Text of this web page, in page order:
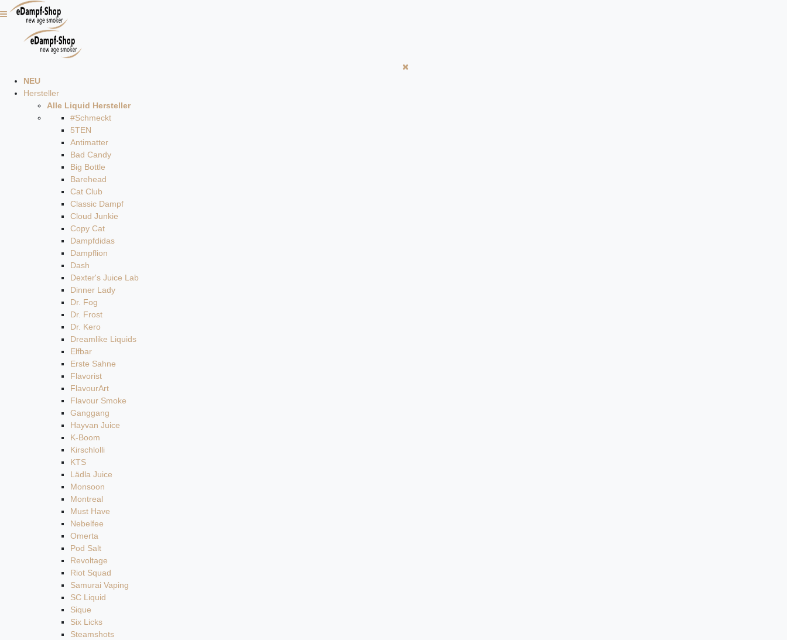
NEU
Hersteller
Alle Liquid Hersteller
#Schmeckt
5TEN
Antimatter
Bad Candy
Big Bottle
Barehead
Cat Club
Classic Dampf
Cloud Junkie
Copy Cat
Dampfdidas
Dampflion
Dash
Dexter's Juice Lab
Dinner Lady
Dr. Fog
Dr. Frost
Dr. Kero
Dreamlike Liquids
Elfbar
Erste Sahne
Flavorist
FlavourArt
Flavour Smoke
Ganggang
Hayvan Juice
K-Boom
Kirschlolli
KTS
Lädla Juice
Monsoon
Montreal
Must Have
Nebelfee
Omerta
Pod Salt
Revoltage
Riot Squad
Samurai Vaping
SC Liquid
Sique
Six Licks
Steamshots